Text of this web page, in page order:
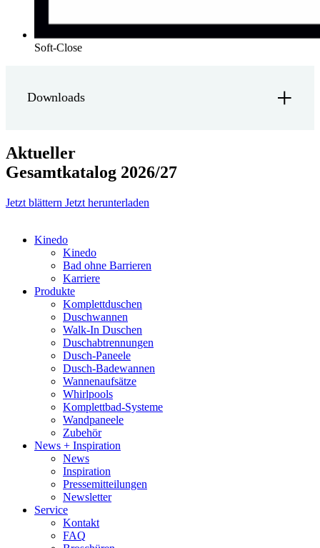
Soft-Close
Downloads
Aktueller
Gesamtkatalog 2026/27
Jetzt blättern Jetzt herunterladen
Kinedo
Kinedo
Bad ohne Barrieren
Karriere
Produkte
Komplettduschen
Duschwannen
Walk-In Duschen
Duschabtrennungen
Dusch-Paneele
Dusch-Badewannen
Wannenaufsätze
Whirlpools
Komplettbad-Systeme
Wandpaneele
Zubehör
News + Inspiration
News
Inspiration
Pressemitteilungen
Newsletter
Service
Kontakt
FAQ